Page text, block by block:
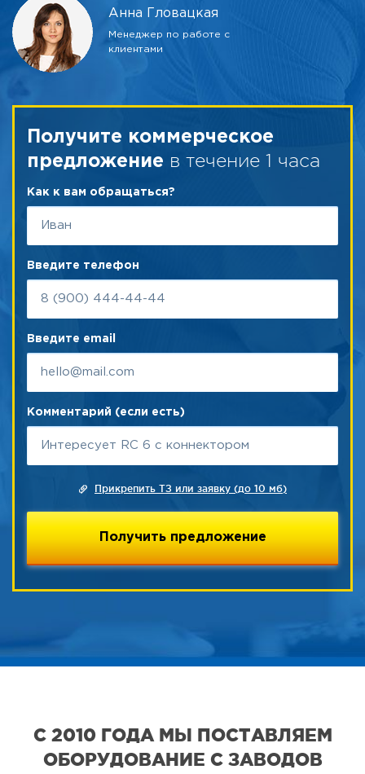
Анна Гловацкая
Менеджер по работе с
клиентами
Получите коммерческое
предложение в течение 1 часа
Как к вам обращаться?
Введите телефон
Введите email
Комментарий (если есть)
Прикрепить ТЗ или заявку (до 10 мб)
С 2010 ГОДА МЫ ПОСТАВЛЯЕМ
ОБОРУДОВАНИЕ С ЗАВОДОВ